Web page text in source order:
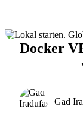
Docker
Gad